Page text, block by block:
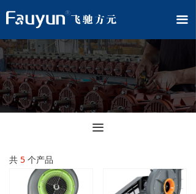
끀
共 5 个产品
끀